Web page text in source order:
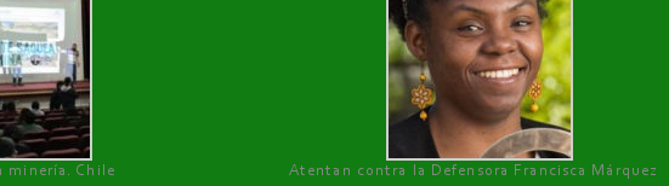
minería. Chile Atentan contra la Defensora Francisca Márquez